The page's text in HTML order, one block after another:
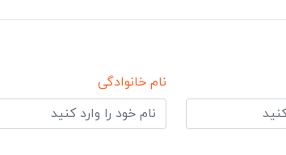
نام خانوادگی